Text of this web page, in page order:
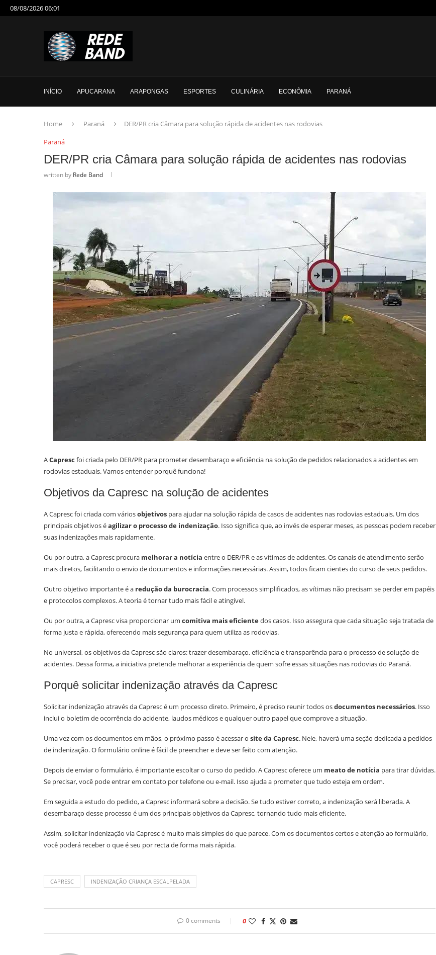
08/08/2026 06:01
INÍCIO APUCARANA ARAPONGAS ESPORTES CULINÁRIA ECONÔMIA PARANÁ
Home Paraná
DER/PR cria Câmara para solução rápida de acidentes nas rodovias
Paraná
DER/PR cria Câmara para solução rápida de acidentes nas rodovias
written by Rede Band
ACapresc foi criada pelo DER/PR para prometer desembaraço e eficiência na solução de pedidos relacionados a acidentes em
rodovias estaduais. Vamos entender porquê funciona!
Objetivos da Capresc na solução de acidentes
A Capresc foi criada com váriosobjetivos para ajudar na solução rápida de casos de acidentes nas rodovias estaduais. Um dos
principais objetivos éagilizar o processo de indenização. Isso significa que, ao invés de esperar meses, as pessoas podem receber
suas indenizações mais rapidamente.
Ou por outra, a Capresc procura melhorar a notícia entre o DER/PR e as vítimas de acidentes. Os canais de atendimento serão
mais diretos, facilitando o envio de documentos e informações necessárias. Assim, todos ficam cientes do curso de seus pedidos.
Outro objetivo importante é a redução da burocracia. Com processos simplificados, as vítimas não precisam se perder em papéis
e protocolos complexos. A teoria é tornar tudo mais fácil e atingível.
Ou por outra, a Capresc visa proporcionar um comitiva mais eficientedos casos. Isso assegura que cada situação seja tratada de
forma justa e rápida, oferecendo mais segurança para quem utiliza as rodovias.
No universal, os objetivos da Capresc são claros: trazer desembaraço, eficiência e transparência para o processo de solução de
acidentes. Dessa forma, a iniciativa pretende melhorar a experiência de quem sofre essas situações nas rodovias do Paraná.
Porquê solicitar indenização através da Capresc
Solicitar indenização através da Capresc é um processo direto. Primeiro, é preciso reunir todos osdocumentos necessários. Isso
inclui o boletim de ocorrência do acidente, laudos médicos e qualquer outro papel que comprove a situação.
Uma vez com os documentos em mãos, o próximo passo é acessar o site da Capresc. Nele, haverá uma seção dedicada a pedidos
de indenização. O formulário online é fácil de preencher e deve ser feito com atenção.
Depois de enviar o formulário, é importante escoltar o curso do pedido. A Capresc oferece um meato de notícia para tirar dúvidas.
Se precisar, você pode entrar em contato por telefone ou e-mail. Isso ajuda a prometer que tudo esteja em ordem.
Em seguida a estudo do pedido, a Capresc informará sobre a decisão. Se tudo estiver correto, a indenização será liberada. A
desembaraço desse processo é um dos principais objetivos da Capresc, tornando tudo mais eficiente.
Assim, solicitar indenização via Capresc é muito mais simples do que parece. Com os documentos certos e atenção ao formulário,
você poderá receber o que é seu por recta de forma mais rápida.
CAPRESC INDENIZAÇÃO CRIANÇA ESCALPELADA
0 comments 0